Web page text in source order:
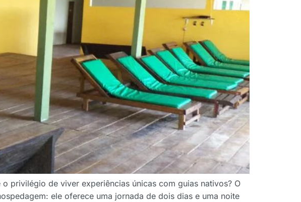
privilégio de viver experiências únicas com guias nativos? O
ele oferece uma jornada de dois dias e uma noite